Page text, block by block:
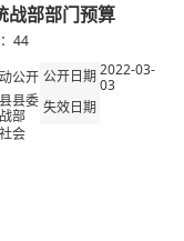
战部部门预算
44
公开 公开日期2022-03-
03
县委
部
失效日期
会